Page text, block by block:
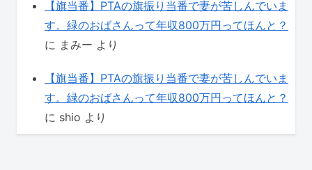
【旗当番】PTAの旗振り当番で妻が苦しんでいま
す。緑のおばさんって年収800万円ってほんと？
に まみー より
【旗当番】PTAの旗振り当番で妻が苦しんでいま
す。緑のおばさんって年収800万円ってほんと？
に shio より